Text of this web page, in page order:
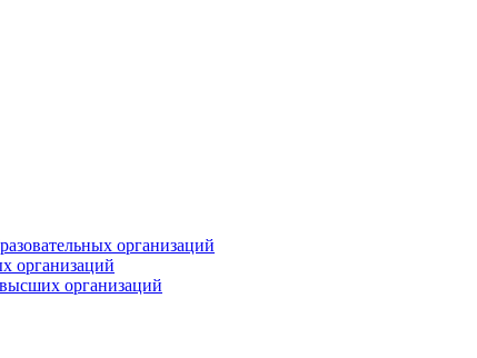
организаций
организаций
организаций